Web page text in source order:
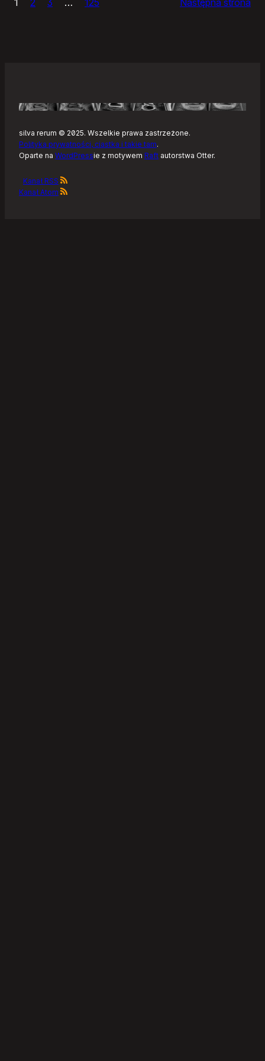
–
Linuksa
silva rerum © 2025. Wszelkie prawa zastrzeżone.
Polityka prywatności, ciastka i takie tam.
Oparte na WordPressie z motywem Raft autorstwa Otter.
Kanał RSS
Kanał Atom